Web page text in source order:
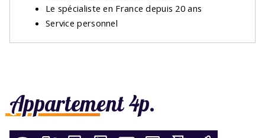
Appartement 4p.
Le spécialiste en France depuis 20 ans
Service personnel